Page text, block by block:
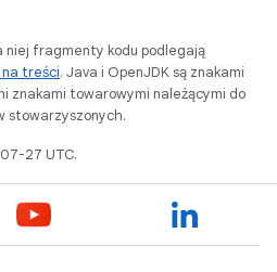
niej fragmenty kodu podlegają
treści. Java i OpenJDK są znakami
znakami towarowymi należącymi do
stowarzyszonych.
27 UTC.